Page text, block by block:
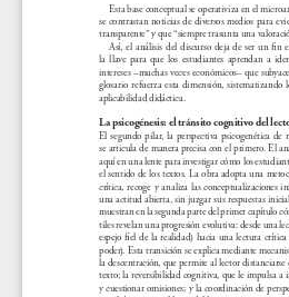
Esta base conceptual se operativiza en el
se contrastan noticias de diversos medios para
transparente” y que “siempre trasunta una
Así,  el  análisis  del  discurso  deja  de  ser  un  fin
la  llave  para  que  los  estudiantes  aprendan  a
intereses –muchas veces económicos– que
glosario  refuerza  esta  dimensión,  sistematizando
aplicabilidad didáctica.
La psicogénesis: el tránsito cognitivo del
El  segundo  pilar,  la  perspectiva  psicogenética  de
se articula de manera precisa con el primero. El
aquí en una lente para investigar cómo los
el sentido de los textos. La obra adopta una
crítica,  recoge  y  analiza  las  conceptualizaciones
una actitud abierta, sin juzgar sus respuestas
muestran en la segunda parte del primer capítulo
tiles revelan una progresión evolutiva: desde una
espejo  fiel  de  la  realidad)  hacia  una  lectura
poder). Esta transición se explica mediante
la descentración, que permite al lector
texto; la reversibilidad cognitiva, que le impulsa a
y cuestionar omisiones; y la coordinación de